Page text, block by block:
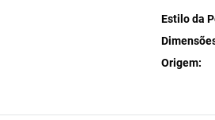
Estilo da
Origem